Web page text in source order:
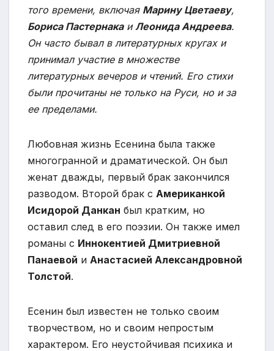
того времени, включая Марину Цветаеву,
Бориса Пастернакаи Леонида Андреева.
Он часто бывал в литературных кругах и
принимал участие в множестве
литературных вечеров и чтений. Его стихи
были прочитаны не только на Руси, но и за
ее пределами.
Любовная жизнь Есенина была также
многогранной и драматической. Он был
женат дважды, первый брак закончился
разводом. Второй брак с Американкой
Исидорой Данкан был кратким, но
оставил след в его поэзии. Он также имел
романы с Иннокентией Дмитриевной
Панаевой и Анастасией Александровной
Толстой.
Есенин был известен не только своим
творчеством, но и своим непростым
характером. Его неустойчивая психика и